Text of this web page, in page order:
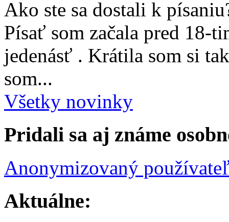
Ako ste sa dostali k
Písať som začala pred 18-
jedenásť . Krátila som si
som...
Všetky novinky
Pridali sa aj známe
Anonymizovaný
Aktuálne: